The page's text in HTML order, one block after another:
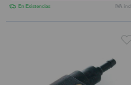
En Existencias IVA incl.